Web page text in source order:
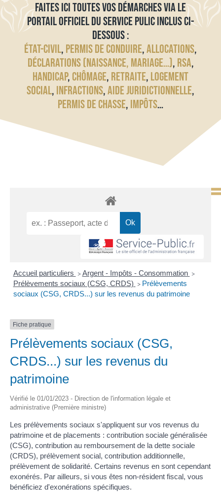
FAITES ICI TOUTES VOS DÉMARCHES VIA LE
PORTAIL OFFICIEL DU SERVICE PULIC INCLUS CI-
DESSOUS :
ÉTAT-CIVIL, PERMIS DE CONDUIRE,ALLOCATIONS,
DÉCLARATIONS (NAISSANCE, MARIAGE…), RSA,
HANDICAP, CHÔMAGE, RETRAITE, LOGEMENT
SOCIAL, INFRACTIONS,AIDE JURIDICTIONNELLE,
PERMIS DE CHASSE, IMPÔTS…
Accueil particuliers > Argent - Impôts - Consommation >
Prélèvements sociaux (CSG, CRDS) > Prélèvements
sociaux (CSG, CRDS...) sur les revenus du patrimoine
Fiche pratique
Prélèvements sociaux (CSG,
CRDS...) sur les revenus du
patrimoine
Vérifié le 01/01/2023 - Direction de l'information légale et
administrative (Première ministre)
Les prélèvements sociaux s'appliquent sur vos revenus du
patrimoine et de placements : contribution sociale généralisée
(CSG), contribution au remboursement de la dette sociale
(CRDS), prélèvement social, contribution additionnelle,
prélèvement de solidarité. Certains revenus en sont cependant
exonérés. Par ailleurs, si vous êtes non-résident fiscal, vous
bénéficiez d'exonérations spécifiques.